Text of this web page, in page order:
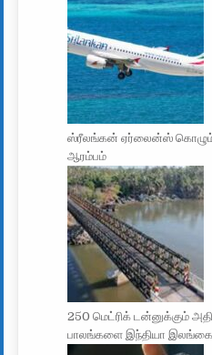
ஸ்ரீலங்கன் ஏர்லைன்ஸ்
ஆரம்பம்
250 மெட்ரிக் டன்னுக்கும்
பாலங்களை இந்தியா